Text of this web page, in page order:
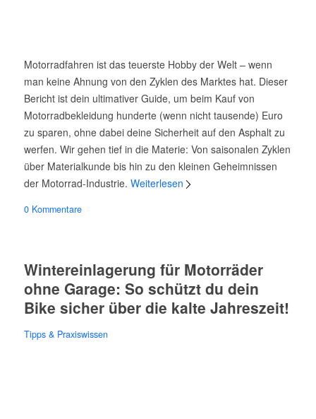
Motorradfahren ist das teuerste Hobby der Welt – wenn
man keine Ahnung von den Zyklen des Marktes hat. Dieser
Bericht ist dein ultimativer Guide, um beim Kauf von
Motorradbekleidung hunderte (wenn nicht tausende) Euro
zu sparen, ohne dabei deine Sicherheit auf den Asphalt zu
werfen. Wir gehen tief in die Materie: Von saisonalen Zyklen
über Materialkunde bis hin zu den kleinen Geheimnissen
der Motorrad-Industrie. Weiterlesen
0 Kommentare
Wintereinlagerung für Motorräder
ohne Garage: So schützt du dein
Bike sicher über die kalte Jahreszeit!
Tipps & Praxiswissen